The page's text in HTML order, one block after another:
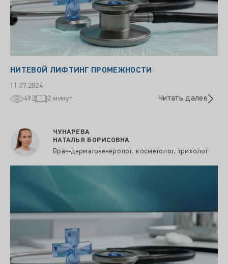
НИТЕВОЙ ЛИФТИНГ ПРОМЕЖНОСТИ
11.07.2024
492
2 минут Читать далее
ЧУНАРЕВА
НАТАЛЬЯ БОРИСОВНА
Врач-дерматовенеролог, косметолог, трихолог